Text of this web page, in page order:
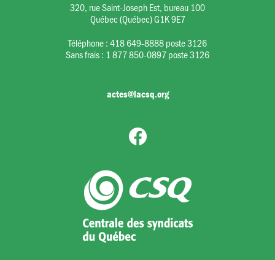
320, rue Saint-Joseph Est, bureau 100
Québec (Québec) G1K 9E7
Téléphone :418 649-8888 poste 3126
Sans frais : 1 877 850-0897 poste 3126
actes@lacsq.org